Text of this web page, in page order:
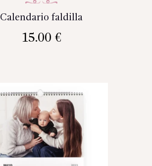
Calendario faldilla
15.00 €